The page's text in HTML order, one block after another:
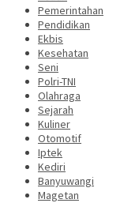
Pemerintahan
Pendidikan
Ekbis
Kesehatan
Seni
Polri-TNI
Olahraga
Sejarah
Kuliner
Otomotif
Iptek
Kediri
Banyuwangi
Magetan